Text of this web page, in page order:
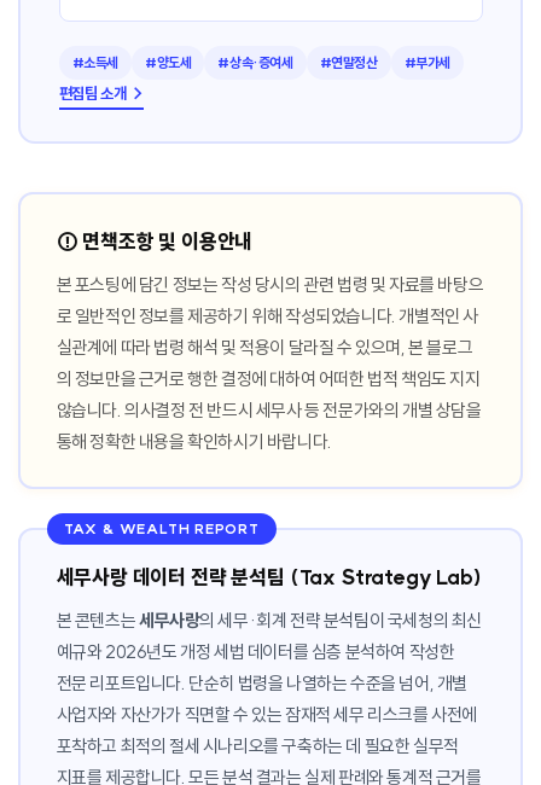
#소득세 #양도세 #상속·증여세 #연말정산 #부가세
편집팀 소개 →
⚠️ 면책조항 및 이용안내
본 포스팅에 담긴 정보는 작성 당시의 관련 법령 및 자료를 바탕으
로 일반적인 정보를 제공하기 위해 작성되었습니다. 개별적인 사
실관계에 따라 법령 해석 및 적용이 달라질 수 있으며, 본 블로그
의 정보만을 근거로 행한 결정에 대하여 어떠한 법적 책임도 지지
않습니다. 의사결정 전 반드시 세무사 등 전문가와의 개별 상담을
통해 정확한 내용을 확인하시기 바랍니다.
TAX & WEALTH REPORT
세무사랑 데이터 전략 분석팀 (Tax Strategy Lab)
본 콘텐츠는세무사랑의 세무·회계 전략 분석팀이 국세청의 최신
예규와 2026년도 개정 세법 데이터를 심층 분석하여 작성한
전문 리포트입니다. 단순히 법령을 나열하는 수준을 넘어, 개별
사업자와 자산가가 직면할 수 있는 잠재적 세무 리스크를 사전에
포착하고 최적의 절세 시나리오를 구축하는 데 필요한 실무적
지표를 제공합니다. 모든 분석 결과는 실제 판례와 통계적 근거를